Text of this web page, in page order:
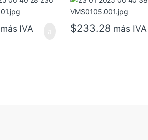
más IVA $233.28 más IVA